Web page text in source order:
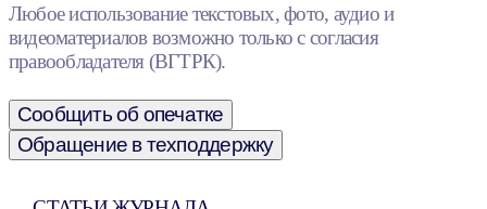
Любое использование текстовых, фото, аудио и
видеоматериалов возможно только с согласия
правообладателя (ВГТРК).
Сообщить об опечатке
Обращение в техподдержку